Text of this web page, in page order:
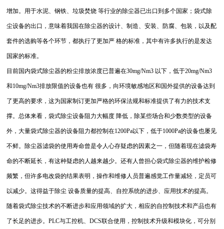
增加。用于水泥、钢铁、垃圾焚烧 等行业的除尘器已出口到多个国家；袋式除
尘设备的出口，意味着我国在除尘器的设计、制造、安装、防腐、包装，以及配
套件的选购等各个环节，都执行了更加严 格的标准，其中有许多执行的是发达
国家的标准。
目前国内袋式除尘器的粉尘排放浓度已普遍在30mg/Nm3 以下，低于20mg/Nm3
和10mg/Nm3排放限值的设备也有 很多，向环境敏感地区和国外提供的设备达到
了更高的要求，这为国家制订更加严格的环保法规和标准提供了有力的技术支
撑。总体来看，袋式除尘设备阻力大幅度 降低，除某些场合和少数类型的设备
外，大量袋式除尘器的设备阻力都控制在1200Pa以下，低于1000Pa的设备也屡见
不鲜。除尘器滤袋的使用寿命曾是令人心存疑虑的因素之一，但随着现在滤袋寿
命的不断延长，有这种疑虑的人越来越少。还有人曾担心袋式除尘器的维护检修
频繁，但许多电改袋的结果表明，操作和维修人员普遍感觉工作量减轻，定员可
以减少。这得益于除尘 设备质量的提高、自控系统的进步、应用技术的提高。
随着袋式除尘技术的不断进步和应用领域的扩大，相应的自控制技术和产品也有
了长足的进步。PLC与工控机、DCS联合使用，控制技术升级和模块化，可分别